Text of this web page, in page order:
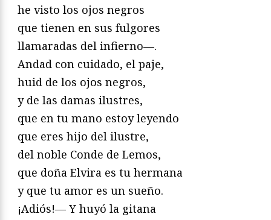
he visto los ojos negros
que tienen en sus fulgores
llamaradas del infierno—.
Andad con cuidado, el paje,
huid de los ojos negros,
y de las damas ilustres,
que en tu mano estoy leyendo
que eres hijo del ilustre,
del noble Conde de Lemos,
que doña Elvira es tu hermana
y que tu amor es un sueño.
¡Adiós!— Y huyó la gitana